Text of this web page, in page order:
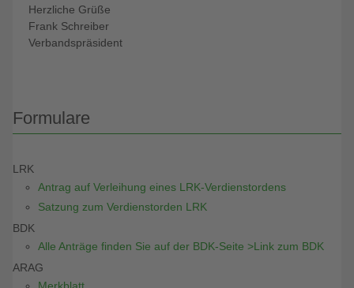
Herzliche Grüße
Frank Schreiber
Verbandspräsident
Formulare
LRK
Antrag auf Verleihung eines LRK-Verdienstordens
Satzung zum Verdienstorden LRK
BDK
Alle Anträge finden Sie auf der BDK-Seite >Link zum BDK
ARAG
Merkblatt